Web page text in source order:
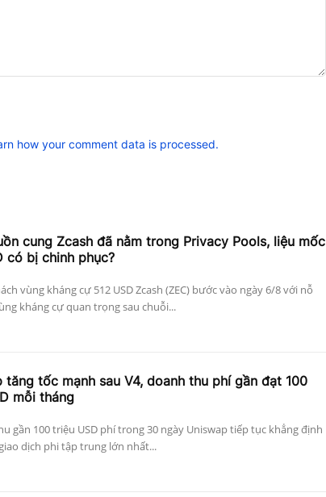
how your comment data is processed.
cung Zcash đã nằm trong Privacy Pools, liệu mốc
có bị chinh phục?
vùng kháng cự 512 USD Zcash (ZEC) bước vào ngày 6/8 với nỗ
kháng cự quan trọng sau chuỗi...
tăng tốc mạnh sau V4, doanh thu phí gần đạt 100
mỗi tháng
gần 100 triệu USD phí trong 30 ngày Uniswap tiếp tục khẳng định
dịch phi tập trung lớn nhất...